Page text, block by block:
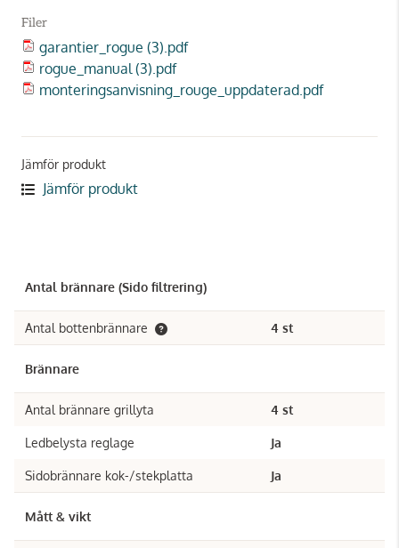
Filer
garantier_rogue (3).pdf
rogue_manual (3).pdf
monteringsanvisning_rouge_uppdaterad.pdf
Jämför produkt
Jämför produkt
Antal brännare (Sido filtrering)
Antal bottenbrännare 4 st
Brännare
Antal brännare grillyta 4 st
Ledbelysta reglage Ja
Sidobrännare kok-/stekplatta Ja
Mått & vikt